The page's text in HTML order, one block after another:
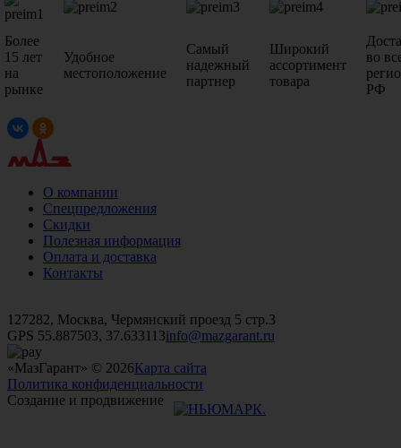
Более
15 лет
на
рынке
Удобное
местоположение
Самый
надежный
партнер
Широкий
ассортимент
товара
во
РФ
О компании
Спецпредложения
Скидки
Полезная информация
Оплата и доставка
Контакты
127282, Москва, Чермянский проезд 5 стр.3
GPS 55.887503, 37.633113info@mazgarant.ru
«МазГарант» © 2026Карта сайта
Политика конфиденциальности
Создание и продвижение